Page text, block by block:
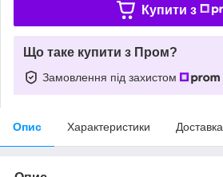
Купити з
Що таке купити з Пром?
Замовлення під захистом
Опис Характеристики Доставка